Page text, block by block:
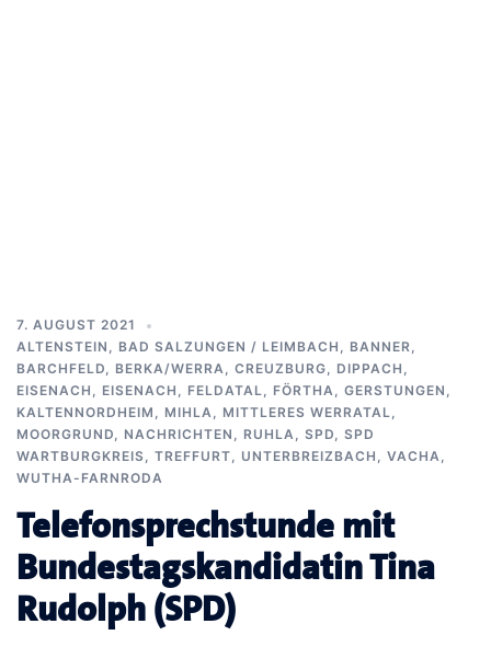
7. AUGUST 2021
ALTENSTEIN , BAD SALZUNGEN / LEIMBACH , BANNER,
BARCHFELD, BERKA/WERRA, CREUZBURG, DIPPACH ,
EISENACH , EISENACH , FELDATAL, FÖRTHA, GERSTUNGEN ,
KALTENNORDHEIM , MIHLA, MITTLERES WERRATAL,
MOORGRUND, NACHRICHTEN , RUHLA, SPD, SPD
WARTBURGKREIS, TREFFURT, UNTERBREIZBACH , VACHA,
WUTHA-FARNRODA
Telefonsprechstunde mit
Bundestagskandidatin Tina
Rudolph (SPD)